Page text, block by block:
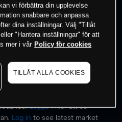
handla
Logga inför att se
Log in to see latest market
vi förbättra din upplevelse
snabbare och anpassa
dina inställningar. Välj "Tillåt
"Hantera inställningar" för att
mer i vår Policy för cookies
TILLÅT ALLA COOKIES